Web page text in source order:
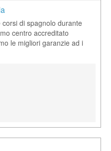
di spagnolo durante
centro accreditato
le migliori garanzie ad i